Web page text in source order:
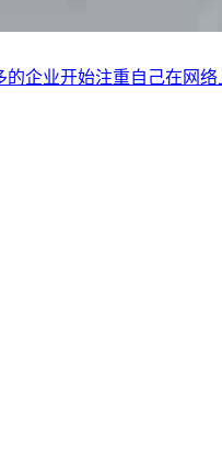
企业开始注重自己在网络